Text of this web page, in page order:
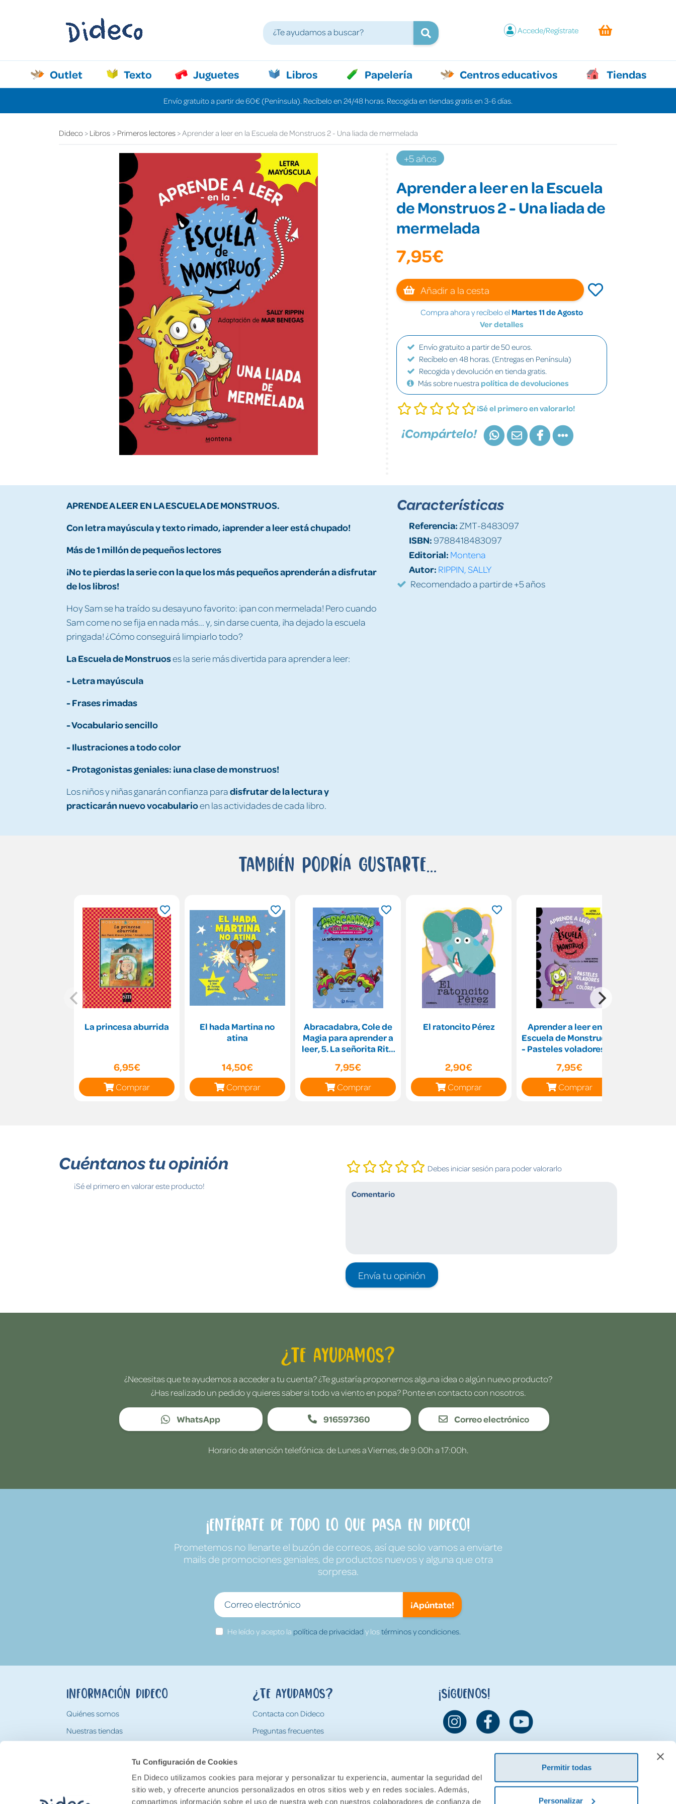
Tu Configuración de Cookies
En Dideco utilizamos cookies para mejorar y personalizar tu experiencia, aumentar la seguridad del
sitio web, y ofrecerte anuncios personalizados en otros sitios web y en redes sociales. Además,
compartimos información sobre el uso de nuestra web con nuestros colaboradores de confianza de
Permitir todas
Personalizar
Accede/Regístrate
Outlet Texto Juguetes Libros Papelería Centros educativos Tiendas
Envío gratuito a partir de 60€ (Península). Recíbelo en 24/48 horas. Recogida en tiendas gratis en 3-6 días.
Dideco Libros Primeros lectores Aprender a leer en la Escuela de Monstruos 2 - Una liada de mermelada
+5 años
Aprender a leer en la Escuela
de Monstruos 2 - Una liada de
mermelada
7,95€
Añadir a la cesta
Compra ahora y recíbelo el Martes 11 de Agosto
Ver detalles
Envío gratuito a partir de 50 euros.
Recíbelo en 48 horas. (Entregas en Península)
Recogida y devolución en tienda gratis.
Más sobre nuestra política de devoluciones
¡Sé el primero en valorarlo!
¡Compártelo!
APRENDE A LEER EN LA ESCUELA DE MONSTRUOS.
Con letra mayúscula y texto rimado, ¡aprender a leer está chupado!
Más de 1 millón de pequeños lectores
¡No te pierdas la serie con la que los más pequeños aprenderán a disfrutar
de los libros!
Hoy Sam se ha traído su desayuno favorito: ¡pan con mermelada! Pero cuando
Sam come no se fija en nada más... y, sin darse cuenta, ¡ha dejado la escuela
pringada! ¿Cómo conseguirá limpiarlo todo?
La Escuela de Monstruoses la serie más divertida para aprender a leer:
- Letra mayúscula
- Frases rimadas
- Vocabulario sencillo
- Ilustraciones a todo color
- Protagonistas geniales: ¡una clase de monstruos!
Los niños y niñas ganarán confianza paradisfrutar de la lectura y
practicarán nuevo vocabularioen las actividades de cada libro.
Características
Referencia: ZMT-8483097
ISBN:9788418483097
Editorial: Montena
Autor: RIPPIN, SALLY
Recomendado a partir de +5 años
También podría gustarte...
La princesa aburrida
6,95€
Comprar
El hada Martina no
atina
14,50€
Comprar
Abracadabra, Cole de
Magia para aprender a
leer, 5. La señorita Rita
7,95€
Comprar
El ratoncito Pérez
2,90€
Comprar
Aprender a leer en la
Escuela de Monstruos 5
- Pasteles voladores de
7,95€
Comprar
Cuéntanos tu opinión
¡Sé el primero en valorar este producto!
Debes iniciar sesión para poder valorarlo
Envía tu opinión
¿Te ayudamos?
¿Necesitas que te ayudemos a acceder a tu cuenta? ¿Te gustaría proponernos alguna idea o algún nuevo producto?
¿Has realizado un pedido y quieres saber si todo va viento en popa? Ponte en contacto con nosotros.
WhatsApp 916597360 Correo electrónico
Horario de atención telefónica: de Lunes a Viernes, de 9:00h a 17:00h.
¡Entérate de todo lo que pasa en Dideco!
Prometemos no llenarte el buzón de correos, así que solo vamos a enviarte
mails de promociones geniales, de productos nuevos y alguna que otra
sorpresa.
¡Apúntate!
He leído y acepto la política de privacidad y lostérminos y condiciones.
Información Dideco
Quiénes somos
Nuestras tiendas
Tarjeta Regalo Dideco
¿Te ayudamos?
Contacta con Dideco
Preguntas frecuentes
Devoluciones
¡Síguenos!